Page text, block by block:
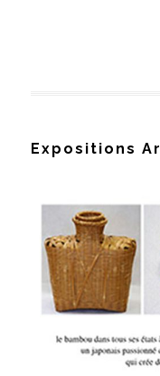
Expositions
Le